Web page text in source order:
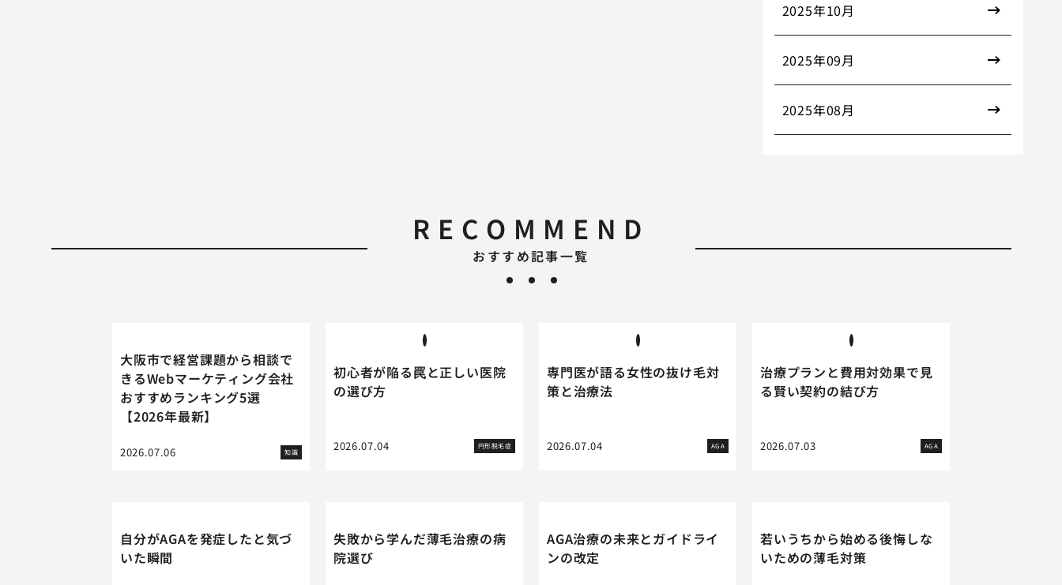
RECOMMEND
おすすめ記事一覧
大阪市で経営課題から相談で
きるWebマーケティング会社
おすすめランキング5選
【2026年最新】
2026.07.06 知識
初心者が陥る罠と正しい医院
の選び方
2026.07.04 円形脱毛症
専門医が語る女性の抜け毛対
策と治療法
2026.07.04 AGA
治療プランと費用対効果で見
る賢い契約の結び方
2026.07.03 AGA
自分がAGAを発症したと気づ
いた瞬間
失敗から学んだ薄毛治療の病
院選び
AGA治療の未来とガイドライ
ンの改定
若いうちから始める後悔しな
いための薄毛対策
2025年10月
2025年09月
2025年08月